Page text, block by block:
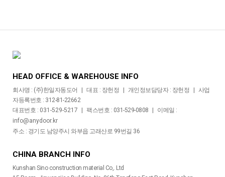
HEAD OFFICE & WAREHOUSE INFO
회사명 : (주)한일자동도어 | 대표 : 장헌정 | 개인정보담당자 : 장헌정 | 사업
자등록번호 : 312-81-22662
대표번호 : 031-529-5217 | 팩스번호 : 031-529-0808 | 이메일 :
info@anydoor.kr
주소 : 경기도 남양주시 와부읍 고래산로 99번길 36
CHINA BRANCH INFO
Kunshan Sino construction material Co,. Ltd